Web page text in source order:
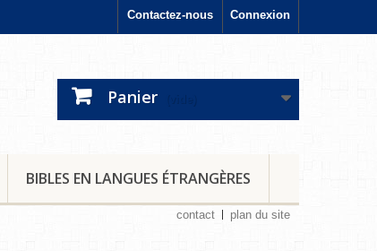
Connexion
Contactez-nous
Panier
BIBLES EN LANGUES ÉTRANGÈRES
contact plan du site